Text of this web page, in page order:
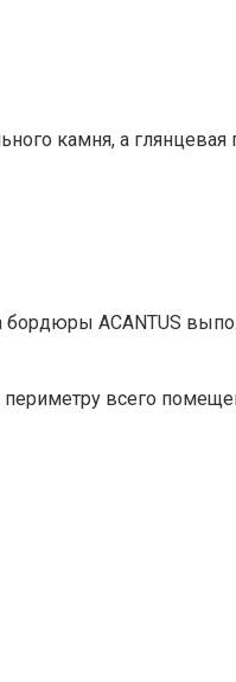
камня, а глянцевая
бордюры ACANTUS
всего